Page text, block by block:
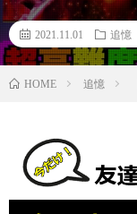
2021.11.01 追憶
HOME 追憶